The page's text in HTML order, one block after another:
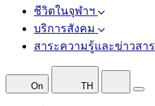
ชีวิตในจุฬาฯ
บริการสังคม
สาระความรู้และข่าวสาร
On TH